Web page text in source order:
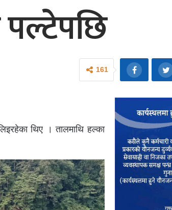
161
थिए । तालमाथि हल्का